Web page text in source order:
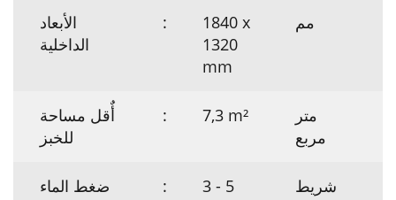
الأبعاد
الداخلية
:
1840 x
1320
mm
مم
أٌقل مساحة
للخبز
: 7,3 m²
متر
مربع
ضغط الماء : 3 - 5 شريط